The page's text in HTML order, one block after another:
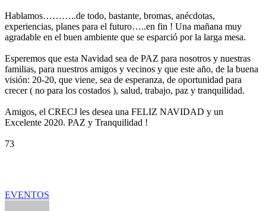
Hablamos………..de todo, bastante, bromas, anécdotas,
experiencias, planes para el futuro…..en fin ! Una mañana muy
agradable en el buen ambiente que se esparció por la larga mesa.
Esperemos que esta Navidad sea de PAZ para nosotros y nuestras
familias, para nuestros amigos y vecinos y que este año, de la buena
visión: 20-20, que viene, sea de esperanza, de oportunidad para
crecer ( no para los costados ), salud, trabajo, paz y tranquilidad.
Amigos, el CRECJ les desea una FELIZ NAVIDAD y un
Excelente 2020. PAZ y Tranquilidad !
73
EVENTOS